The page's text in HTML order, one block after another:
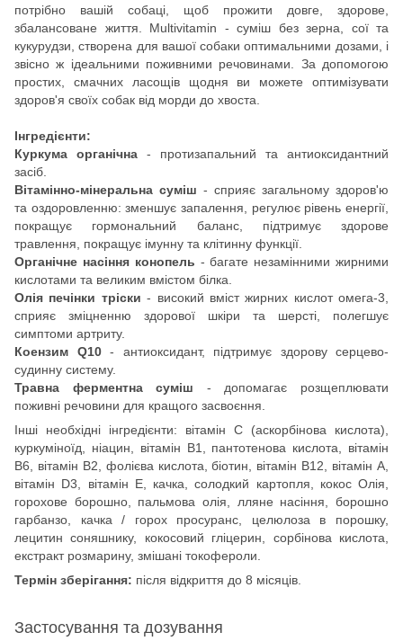
потрібно вашій собаці, щоб прожити довге, здорове,
збалансоване життя. Multivitamin - суміш без зерна, сої та
кукурудзи, створена для вашої собаки оптимальними дозами, і
звісно ж ідеальними поживними речовинами. За допомогою
простих, смачних ласощів щодня ви можете оптимізувати
здоров'я своїх собак від морди до хвоста.
Інгредієнти:
Куркума органічна - протизапальний та антиоксидантний
засіб.
Вітамінно-мінеральна суміш - сприяє загальному здоров'ю
та оздоровленню: зменшує запалення, регулює рівень енергії,
покращує гормональний баланс, підтримує здорове
травлення, покращує імунну та клітинну функції.
Органічне насіння конопель - багате незамінними жирними
кислотами та великим вмістом білка.
Олія печінки тріски - високий вміст жирних кислот омега-3,
сприяє зміцненню здорової шкіри та шерсті, полегшує
симптоми артриту.
Коензим Q10- антиоксидант, підтримує здорову серцево-
судинну систему.
Травна ферментна суміш - допомагає розщеплювати
поживні речовини для кращого засвоєння.
Інші необхідні інгредієнти: вітамін С (аскорбінова кислота),
куркуміноїд, ніацин, вітамін В1, пантотенова кислота, вітамін
В6, вітамін В2, фолієва кислота, біотин, вітамін В12, вітамін А,
вітамін D3, вітамін Е, качка, солодкий картопля, кокос Олія,
горохове борошно, пальмова олія, лляне насіння, борошно
гарбанзо, качка / горох просуранс, целюлоза в порошку,
лецитин соняшнику, кокосовий гліцерин, сорбінова кислота,
екстракт розмарину, змішані токофероли.
Термін зберігання: після відкриття до 8 місяців.
Застосування та дозування